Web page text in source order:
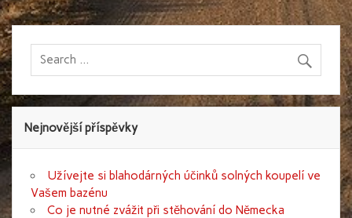
Nejnovější příspěvky
Užívejte si blahodárných účinků solných koupelí ve
Vašem bazénu
Co je nutné zvážit při stěhování do Německa